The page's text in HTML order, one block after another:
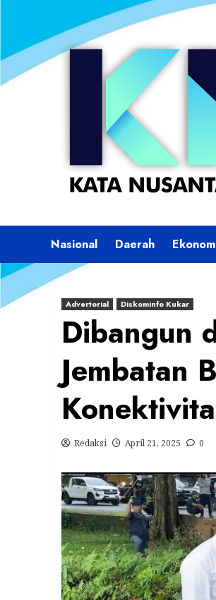
content
Nasional Daerah
Advertorial Diskominfo Kukar
Dibangun
Jembatan
Redaksi April 21, 2025 0